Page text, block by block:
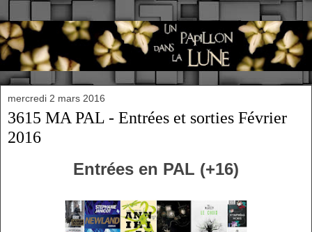
mercredi 2 mars 2016
3615 MA PAL - Entrées et sorties Février
2016
Entrées en PAL (+16)